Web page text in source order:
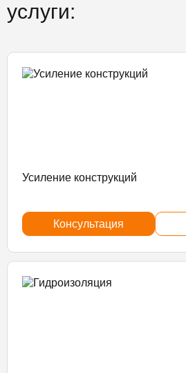
услуги:
Усиление конструкций
Консультация